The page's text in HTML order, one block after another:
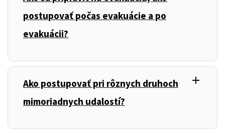
postupovať počas evakuácie a po
evakuácii?
Ako postupovať pri rôznych druhoch
mimoriadnych udalostí?
, add